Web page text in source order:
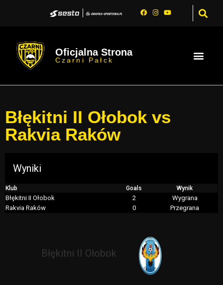
Oficjalna Strona
Czarni Pałck
Błękitni II Ołobok vs
Rakvia Raków
Wyniki
Klub Goals Wynik
Błękitni II Ołobok 2
Wygrana
Rakvia Raków
0 Przegrana
Błękitni II Ołobok